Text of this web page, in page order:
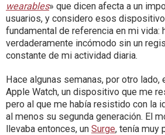
wearables» que dicen afecta a un
usuarios, y considero esos
fundamental de referencia en mi vida:
verdaderamente incómodo sin un
constante de mi actividad diaria.
Hace algunas semanas, por otro lado,
Apple Watch, un dispositivo que me
pero al que me había resistido con la
al menos su segunda generación. El
llevaba entonces, un Surge, tenía muy